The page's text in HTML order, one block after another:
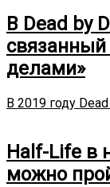
В Dead by
делами»
В 2019 году
Half-Life в
можно